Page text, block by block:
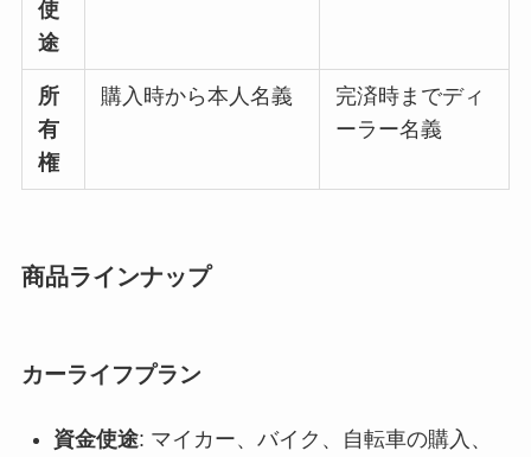
使
途
所
有
権
購入時から本人名義
完済時までディ
ーラー名義
商品ラインナップ
カーライフプラン
資金使途: マイカー、バイク、自転車の購入、